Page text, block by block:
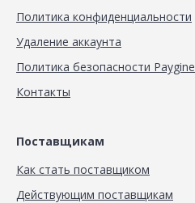
Политика конфиденциальности
Удаление аккаунта
Политика безопасности Paygine
Контакты
Поставщикам
Как стать поставщиком
Действующим поставщикам